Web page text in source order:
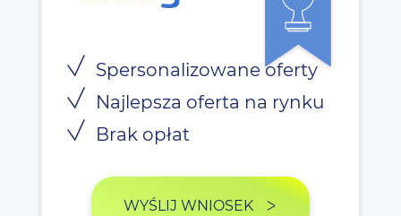
Spersonalizowane oferty
Najlepsza oferta na rynku
Brak opłat
WYŚLIJ WNIOSEK